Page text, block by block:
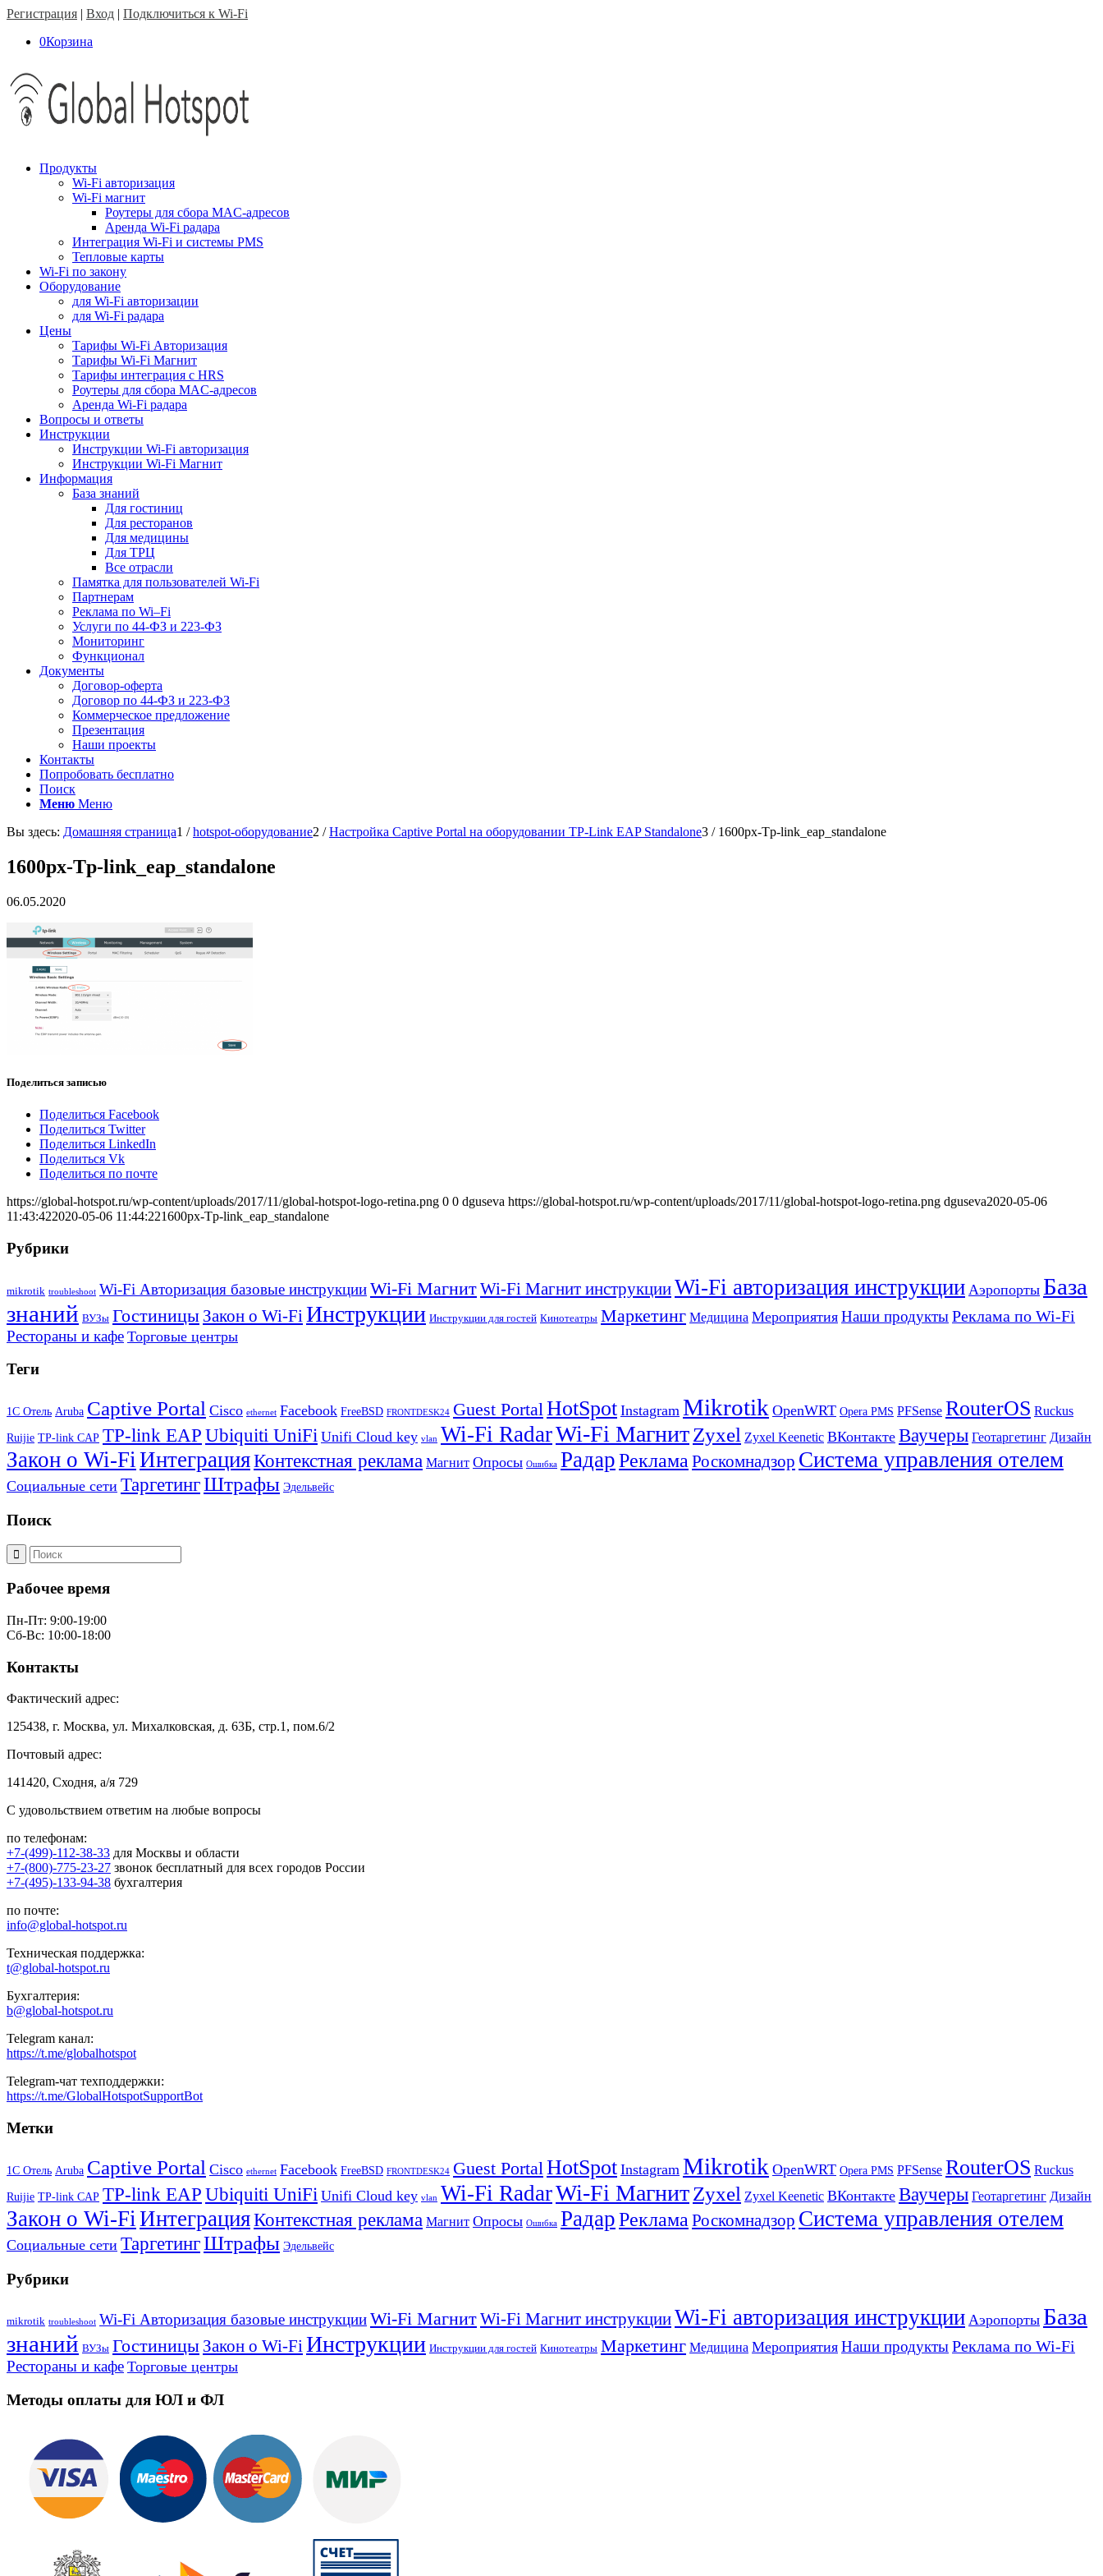
Регистрация | Вход | Подключиться к Wi-Fi
0Корзина
Продукты
Wi-Fi авторизация
Wi-Fi магнит
Роутеры для сбора MAC-адресов
Аренда Wi-Fi радара
Интеграция Wi-Fi и системы PMS
Тепловые карты
Wi-Fi по закону
Оборудование
для Wi-Fi авторизации
для Wi-Fi радара
Цены
Тарифы Wi-Fi Авторизация
Тарифы Wi-Fi Магнит
Тарифы интеграция с HRS
Роутеры для сбора MAC-адресов
Аренда Wi-Fi радара
Вопросы и ответы
Инструкции
Инструкции Wi-Fi авторизация
Инструкции Wi-Fi Магнит
Информация
База знаний
Для гостиниц
Для ресторанов
Для медицины
Для ТРЦ
Все отрасли
Памятка для пользователей Wi-Fi
Партнерам
Реклама по Wi–Fi
Услуги по 44-ФЗ и 223-ФЗ
Мониторинг
Функционал
Документы
Договор-оферта
Договор по 44-ФЗ и 223-ФЗ
Коммерческое предложение
Презентация
Наши проекты
Контакты
Попробовать бесплатно
Поиск
Меню Меню
Вы здесь: Домашняя страница1 / hotspot-оборудование2 / Настройка Captive Portal на оборудовании TP-Link EAP Standalone3 / 1600px-Tp-link_eap_standalone
1600px-Tp-link_eap_standalone
06.05.2020
Поделиться записью
Поделиться Facebook
Поделиться Twitter
Поделиться LinkedIn
Поделиться Vk
Поделиться по почте
https://global-hotspot.ru/wp-content/uploads/2017/11/global-hotspot-logo-retina.png 0 0 dguseva https://global-hotspot.ru/wp-content/uploads/2017/11/global-hotspot-logo-retina.png dguseva2020-05-06
11:43:422020-05-06 11:44:221600px-Tp-link_eap_standalone
Рубрики
mikrotik troubleshoot Wi-Fi Авторизация базовые инструкцииWi-Fi МагнитWi-Fi Магнит инструкцииWi-Fi авторизация инструкции Аэропорты База
знаний ВУЗы Гостиницы Закон о Wi-Fi Инструкции Инструкции для гостей Кинотеатры Маркетинг Медицина Мероприятия Наши продуктыРеклама по Wi-Fi
Рестораны и кафе Торговые центры
Теги
1С Отель Aruba Captive Portal Cisco ethernet Facebook FreeBSD FRONTDESK24 Guest PortalHotSpot Instagram Mikrotik OpenWRT Opera PMS PFSense RouterOS Ruckus
Ruijie TP-link CAP TP-link EAP Ubiquiti UniFi Unifi Cloud key vlan Wi-Fi RadarWi-Fi МагнитZyxel Zyxel Keenetic ВКонтакте Ваучеры Геотаргетинг Дизайн
Закон о Wi-FiИнтеграцияКонтекстная реклама Магнит Опросы Ошибка РадарРеклама Роскомнадзор Система управления отелем
Социальные сети ТаргетингШтрафы Эдельвейс
Поиск
Рабочее время
Пн-Пт: 9:00-19:00
Сб-Вс: 10:00-18:00
Контакты
Фактический адрес:
125438, г. Москва, ул. Михалковская, д. 63Б, стр.1, пом.6/2
Почтовый адрес:
141420, Сходня, а/я 729
С удовольствием ответим на любые вопросы
по телефонам:
+7-(499)-112-38-33 для Москвы и области
+7-(800)-775-23-27 звонок бесплатный для всех городов России
+7-(495)-133-94-38 бухгалтерия
по почте:
info@global-hotspot.ru
Техническая поддержка:
t@global-hotspot.ru
Бухгалтерия:
b@global-hotspot.ru
Telegram канал:
https://t.me/globalhotspot
Telegram-чат техподдержки:
https://t.me/GlobalHotspotSupportBot
Метки
1С Отель Aruba Captive Portal Cisco ethernet Facebook FreeBSD FRONTDESK24 Guest Portal HotSpot Instagram Mikrotik OpenWRT Opera PMS PFSense RouterOS Ruckus
Ruijie TP-link CAP TP-link EAP Ubiquiti UniFi Unifi Cloud key vlan Wi-Fi RadarWi-Fi МагнитZyxel Zyxel Keenetic ВКонтакте Ваучеры Геотаргетинг Дизайн
Закон о Wi-Fi ИнтеграцияКонтекстная реклама Магнит Опросы Ошибка РадарРеклама Роскомнадзор Система управления отелем
Социальные сети ТаргетингШтрафы Эдельвейс
Рубрики
mikrotik troubleshoot Wi-Fi Авторизация базовые инструкцииWi-Fi МагнитWi-Fi Магнит инструкцииWi-Fi авторизация инструкции Аэропорты База
знаний ВУЗы Гостиницы Закон о Wi-FiИнструкции Инструкции для гостей Кинотеатры Маркетинг Медицина Мероприятия Наши продуктыРеклама по Wi-Fi
Рестораны и кафе Торговые центры
Методы оплаты для ЮЛ и ФЛ